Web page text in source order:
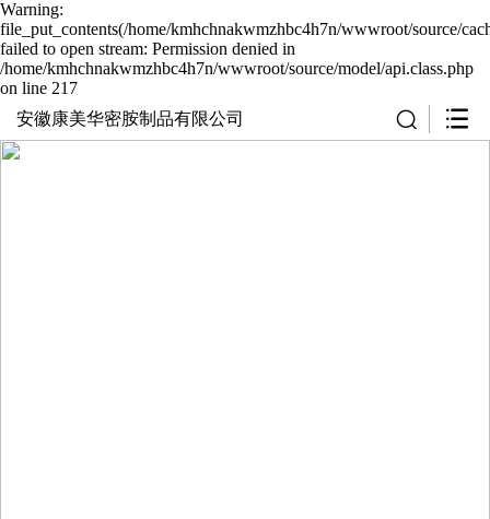
Warning:
file_put_contents(/home/kmhchnakwmzhbc4h7n/wwwroot/source/
failed to open stream: Permission denied in
/home/kmhchnakwmzhbc4h7n/wwwroot/source/model/api.class.php
on line 217
安徽康美华密胺制品有限公司